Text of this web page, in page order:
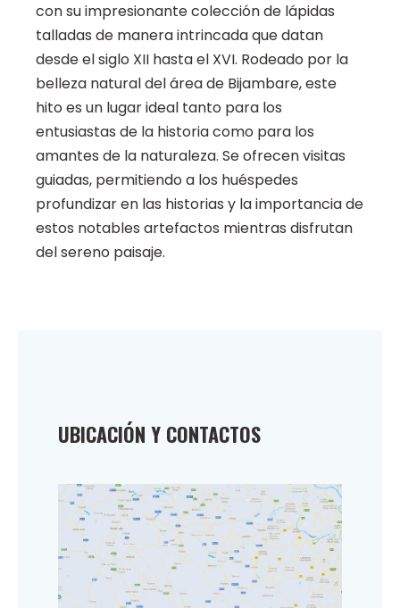
con su impresionante colección de lápidas
talladas de manera intrincada que datan
desde el siglo XII hasta el XVI. Rodeado por la
belleza natural del área de Bijambare, este
hito es un lugar ideal tanto para los
entusiastas de la historia como para los
amantes de la naturaleza. Se ofrecen visitas
guiadas, permitiendo a los huéspedes
profundizar en las historias y la importancia de
estos notables artefactos mientras disfrutan
del sereno paisaje.
UBICACIÓN Y CONTACTOS